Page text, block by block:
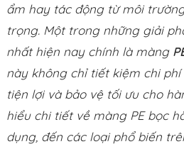
ẩm hay tác động từ môi
trọng. Một trong những giải
nhất hiện nay chính là màng
này không chỉ tiết kiệm chi
tiện lợi và bảo vệ tối ưu cho
hiểu chi tiết về màng PE bọc
dụng, đến các loại phổ biến